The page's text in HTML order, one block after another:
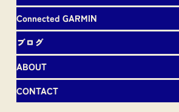
Connected GARMIN
ブログ
ABOUT
CONTACT